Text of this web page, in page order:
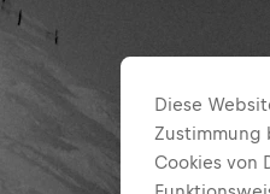
Diese
Zustimmung
Cookies von